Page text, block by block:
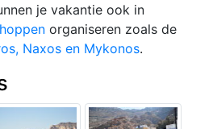
je vakantie ook in
organiseren zoals de
Naxos en Mykonos.